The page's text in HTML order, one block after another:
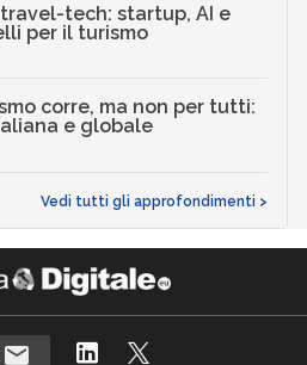
tech: startup, AI e
per il turismo
corre, ma non per tutti:
e globale
Vedi tutti gli approfondimenti >